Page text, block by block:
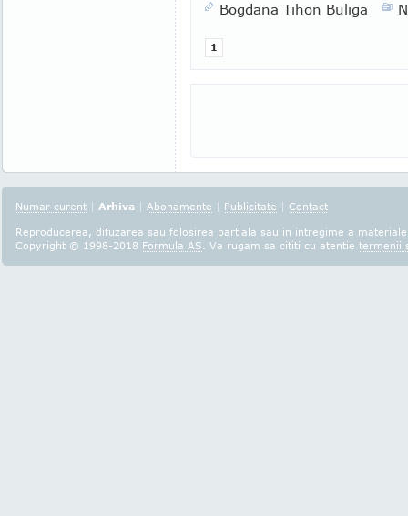
Bogdana Tihon Buliga
1
Numar curent | Arhiva | Abonamente | Publicitate | Contact
Reproducerea, difuzarea sau folosirea partiala sau in intregime a
Copyright © 1998-2018 Formula AS. Va rugam sa cititi cu atentie termenii